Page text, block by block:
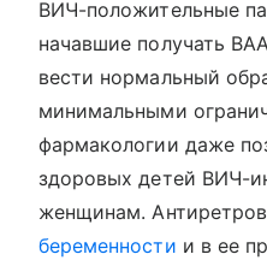
ВИЧ-положительные
начавшие получать
вести нормальный
минимальными
фармакологии даже
здоровых детей ВИЧ-
женщинам.
беременности и в ее